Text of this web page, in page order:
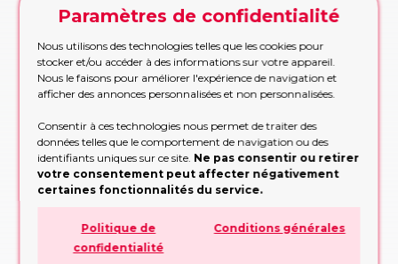
promesse!
Formulaire de demande
Remplissez le formulaire, nous vous
conseillerons sur la conception ou la décision
Etre rappelé
Trop occupé pour appeler? Partagez vos
contacts, nous vous rappellerons
RAPPELEZ-MOI!
Appelez maintenant
Appelez-nous pour les commandes urgentes
pendant les heures de bureau
APPELEZ MAINTENANT!
Paramètres de confidentialité
Nous utilisons des technologies telles que les cookies pour
stocker et/ou accéder à des informations sur votre appareil.
Nous le faisons pour améliorer l'expérience de navigation et
afficher des annonces personnalisées et non personnalisées.
Consentir à ces technologies nous permet de traiter des
données telles que le comportement de navigation ou des
identifiants uniques sur ce site. Ne pas consentir ou retirer
votre consentement peut affecter négativement
certaines fonctionnalités du service.
Politique de
confidentialité
Conditions générales